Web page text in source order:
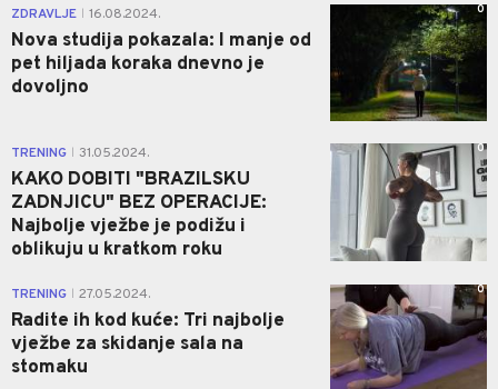
ZDRAVLJE 16.08.2024.
Nova studija pokazala: I manje od
pet hiljada koraka dnevno je
dovoljno
0
TRENING 31.05.2024.
KAKO DOBITI "BRAZILSKU
ZADNJICU" BEZ OPERACIJE:
Najbolje vježbe je podižu i
oblikuju u kratkom roku
0
TRENING 27.05.2024.
Radite ih kod kuće: Tri najbolje
vježbe za skidanje sala na
stomaku
0